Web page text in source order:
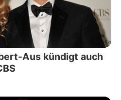
Aus kündigt auch